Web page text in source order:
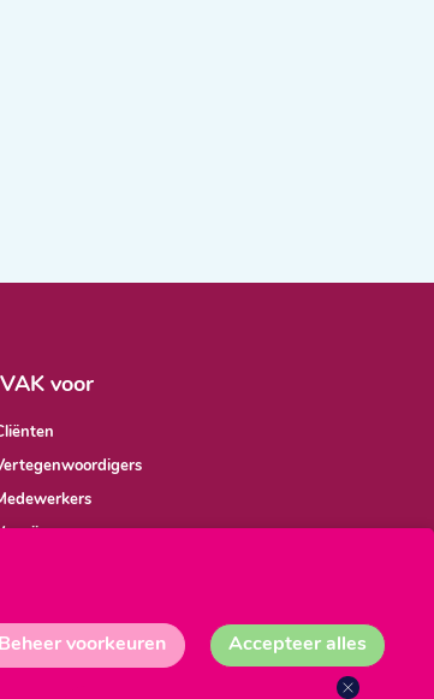
Beheer voorkeuren Accepteer alles
voor